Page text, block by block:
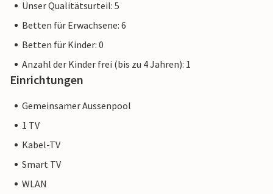
Unser Qualitätsurteil: 5
Betten für Erwachsene: 6
Betten für Kinder: 0
Anzahl der Kinder frei (bis zu 4 Jahren): 1
Einrichtungen
Gemeinsamer Aussenpool
1 TV
Kabel-TV
Smart TV
WLAN